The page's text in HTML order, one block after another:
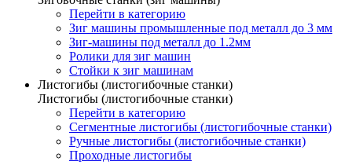
Перейти в категорию
Зиг машины промышленные под металл до 3 мм
Зиг-машины под металл до 1.2мм
Ролики для зиг машин
Стойки к зиг машинам
Листогибы (листогибочные станки)
Листогибы (листогибочные станки)
Перейти в категорию
Сегментные листогибы (листогибочные станки)
Ручные листогибы (листогибочные станки)
Проходные листогибы